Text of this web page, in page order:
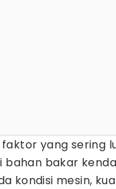
yang sering
bakar
kondisi mesin,